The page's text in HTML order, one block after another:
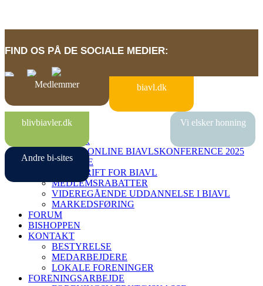
FIND OS PÅ DE SOCIALE MEDIER:
Medlemmer biavl.dk
blivbiavler.dk Vi elsker honning
Andre bi-sites
BI-SITES
MEDLEMMER
DANSK ONLINE BIAVLSKONFERENCE 2025
MIN SIDE
TIDSSKRIFT FOR BIAVL
MEDLEMSRABATTER
VIDEREGÅENDE UDDANNELSE I BIAVL
MARKEDSFØRING
FORUM
BISHOPPEN
KONTAKT
BESTYRELSE
MEDARBEJDERE
LOKALE FORENINGER
FORENINGSARBEJDE